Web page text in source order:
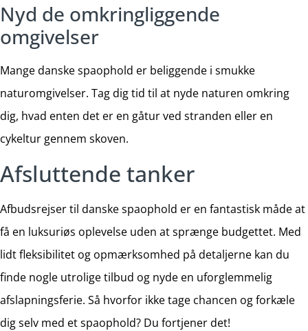
Nyd de omkringliggende
omgivelser
Mange danske spaophold er beliggende i smukke
naturomgivelser. Tag dig tid til at nyde naturen omkring
dig, hvad enten det er en gåtur ved stranden eller en
cykeltur gennem skoven.
Afsluttende tanker
Afbudsrejser til danske spaophold er en fantastisk måde at
få en luksuriøs oplevelse uden at sprænge budgettet. Med
lidt fleksibilitet og opmærksomhed på detaljerne kan du
finde nogle utrolige tilbud og nyde en uforglemmelig
afslapningsferie. Så hvorfor ikke tage chancen og forkæle
dig selv med et spaophold? Du fortjener det!